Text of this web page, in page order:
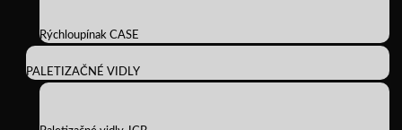
Rýchloupínak CASE
PALETIZAČNÉ VIDLY